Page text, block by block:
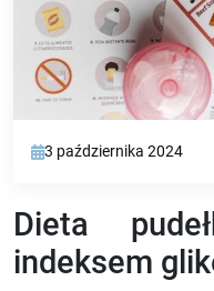
3 października 2024
Dieta
indeksem